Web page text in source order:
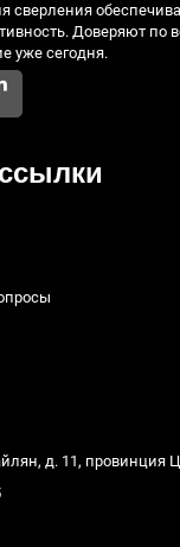
сверления
Доверяют по
уже сегодня.
д. 11, провинция